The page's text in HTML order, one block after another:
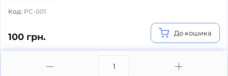
Код: РС-001
100 грн. До кошика